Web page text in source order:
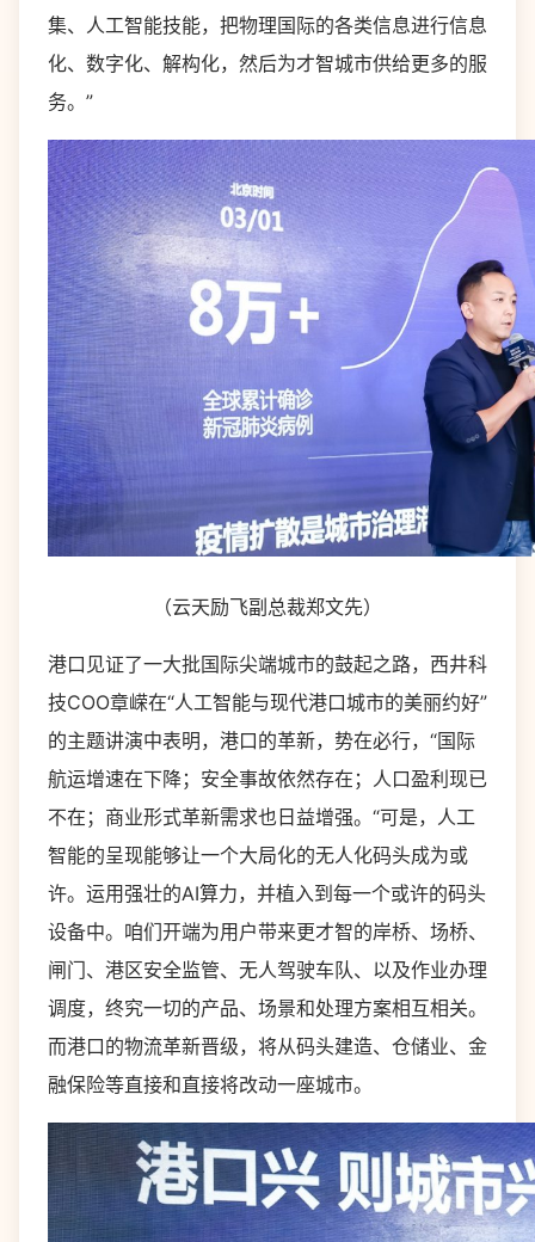
集、人工智能技能，把物理国际的各类信息进行信息
化、数字化、解构化，然后为才智城市供给更多的服
务。”
（云天励飞副总裁郑文先）
港口见证了一大批国际尖端城市的鼓起之路，西井科
技COO章嵘在“人工智能与现代港口城市的美丽约好”
的主题讲演中表明，港口的革新，势在必行，“国际
航运增速在下降；安全事故依然存在；人口盈利现已
不在；商业形式革新需求也日益增强。“可是，人工
智能的呈现能够让一个大局化的无人化码头成为或
许。运用强壮的AI算力，并植入到每一个或许的码头
设备中。咱们开端为用户带来更才智的岸桥、场桥、
闸门、港区安全监管、无人驾驶车队、以及作业办理
调度，终究一切的产品、场景和处理方案相互相关。
而港口的物流革新晋级，将从码头建造、仓储业、金
融保险等直接和直接将改动一座城市。